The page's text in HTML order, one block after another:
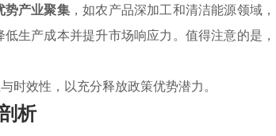
势产业聚集，如农产品深加工和清洁能源领域，
生产成本并提升市场响应力。值得注意的是，
时效性，以充分释放政策优势潜力。
析